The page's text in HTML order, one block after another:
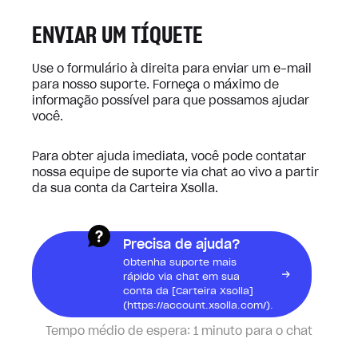
ENVIAR UM TÍQUETE
Use o formulário à direita para enviar um e-mail
para nosso suporte. Forneça o máximo de
informação possível para que possamos ajudar
você.
Para obter ajuda imediata, você pode contatar
nossa equipe de suporte via chat ao vivo a partir
da sua conta da Carteira Xsolla.
Precisa de ajuda?
Obtenha suporte mais
rápido via chat em sua
conta da [Carteira Xsolla]
(https://account.xsolla.com/).
Tempo médio de espera: 1 minuto para o chat